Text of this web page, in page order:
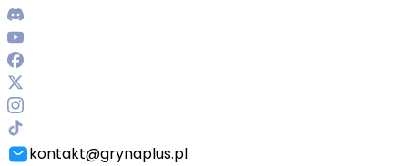
kontakt@grynaplus.pl